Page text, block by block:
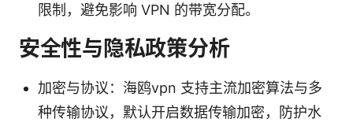
限制，避免影响 VPN 的带宽分配。
安全性与隐私政策分析
加密与协议：海鸥vpn 支持主流加密算法与多
种传输协议，默认开启数据传输加密，防护水